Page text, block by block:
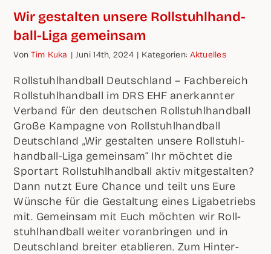
Wir gestal­ten unse­re Rol­l­­stuhl­han­d­­
ball-Liga gemeinsam
VonTim Kuka | Juni 14th, 2024 | Kate­go­rien: Aktu­el­les
Roll­stuhl­hand­ball Deutsch­land – Fach­be­reich
Roll­stuhl­hand­ball im DRS EHF aner­kann­ter
Ver­band für den deut­schen Roll­stuhl­hand­ball
Gro­ße Kam­pa­gne von Roll­stuhl­hand­ball
Deutsch­land „Wir gestal­ten unse­re Roll­stuhl­
hand­ball-Liga gemein­sam“ Ihr möch­tet die
Sport­art Roll­stuhl­hand­ball aktiv mit­ge­stal­ten?
Dann nutzt Eure Chan­ce und teilt uns Eure
Wün­sche für die Gestal­tung eines Liga­be­triebs
mit. Gemein­sam mit Euch möch­ten wir Roll­
stuhl­hand­ball wei­ter vor­an­brin­gen und in
Deutsch­land brei­ter eta­blie­ren. Zum Hin­ter­